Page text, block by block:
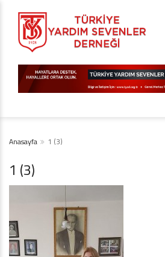
Anasayfa 1 (3)
1 (3)